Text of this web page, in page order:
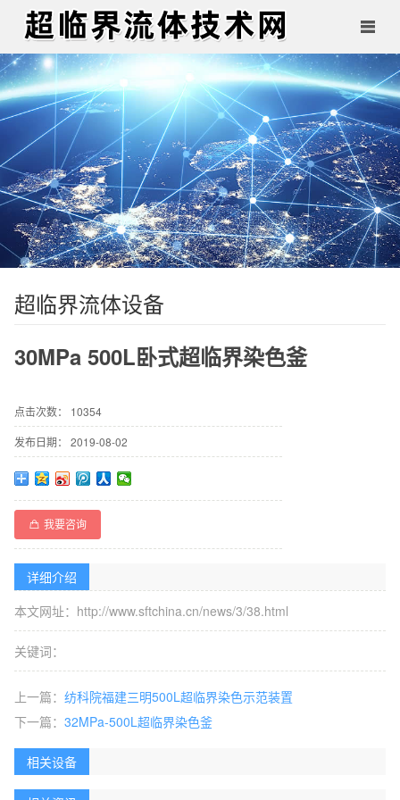
超临界流体设备
30MPa 500L卧式超临界染色釜
点击次数：
10354
发布日期：
2019-08-02
我要咨询
详细介绍
本文网址：http://www.sftchina.cn/news/3/38.html
关键词：
上一篇： 纺科院福建三明500L超临界染色示范装置
下一篇： 32MPa-500L超临界染色釜
相关设备